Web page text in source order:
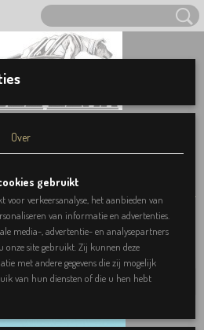
Prijs vanaf:
Over
gebruikt
voor verkeersanalyse, het aanbieden van
van informatie en advertenties.
media-, advertentie- en analysepartners
site gebruikt. Zij kunnen deze
met andere gegevens die zij mogelijk
van hun diensten of die u hen hebt